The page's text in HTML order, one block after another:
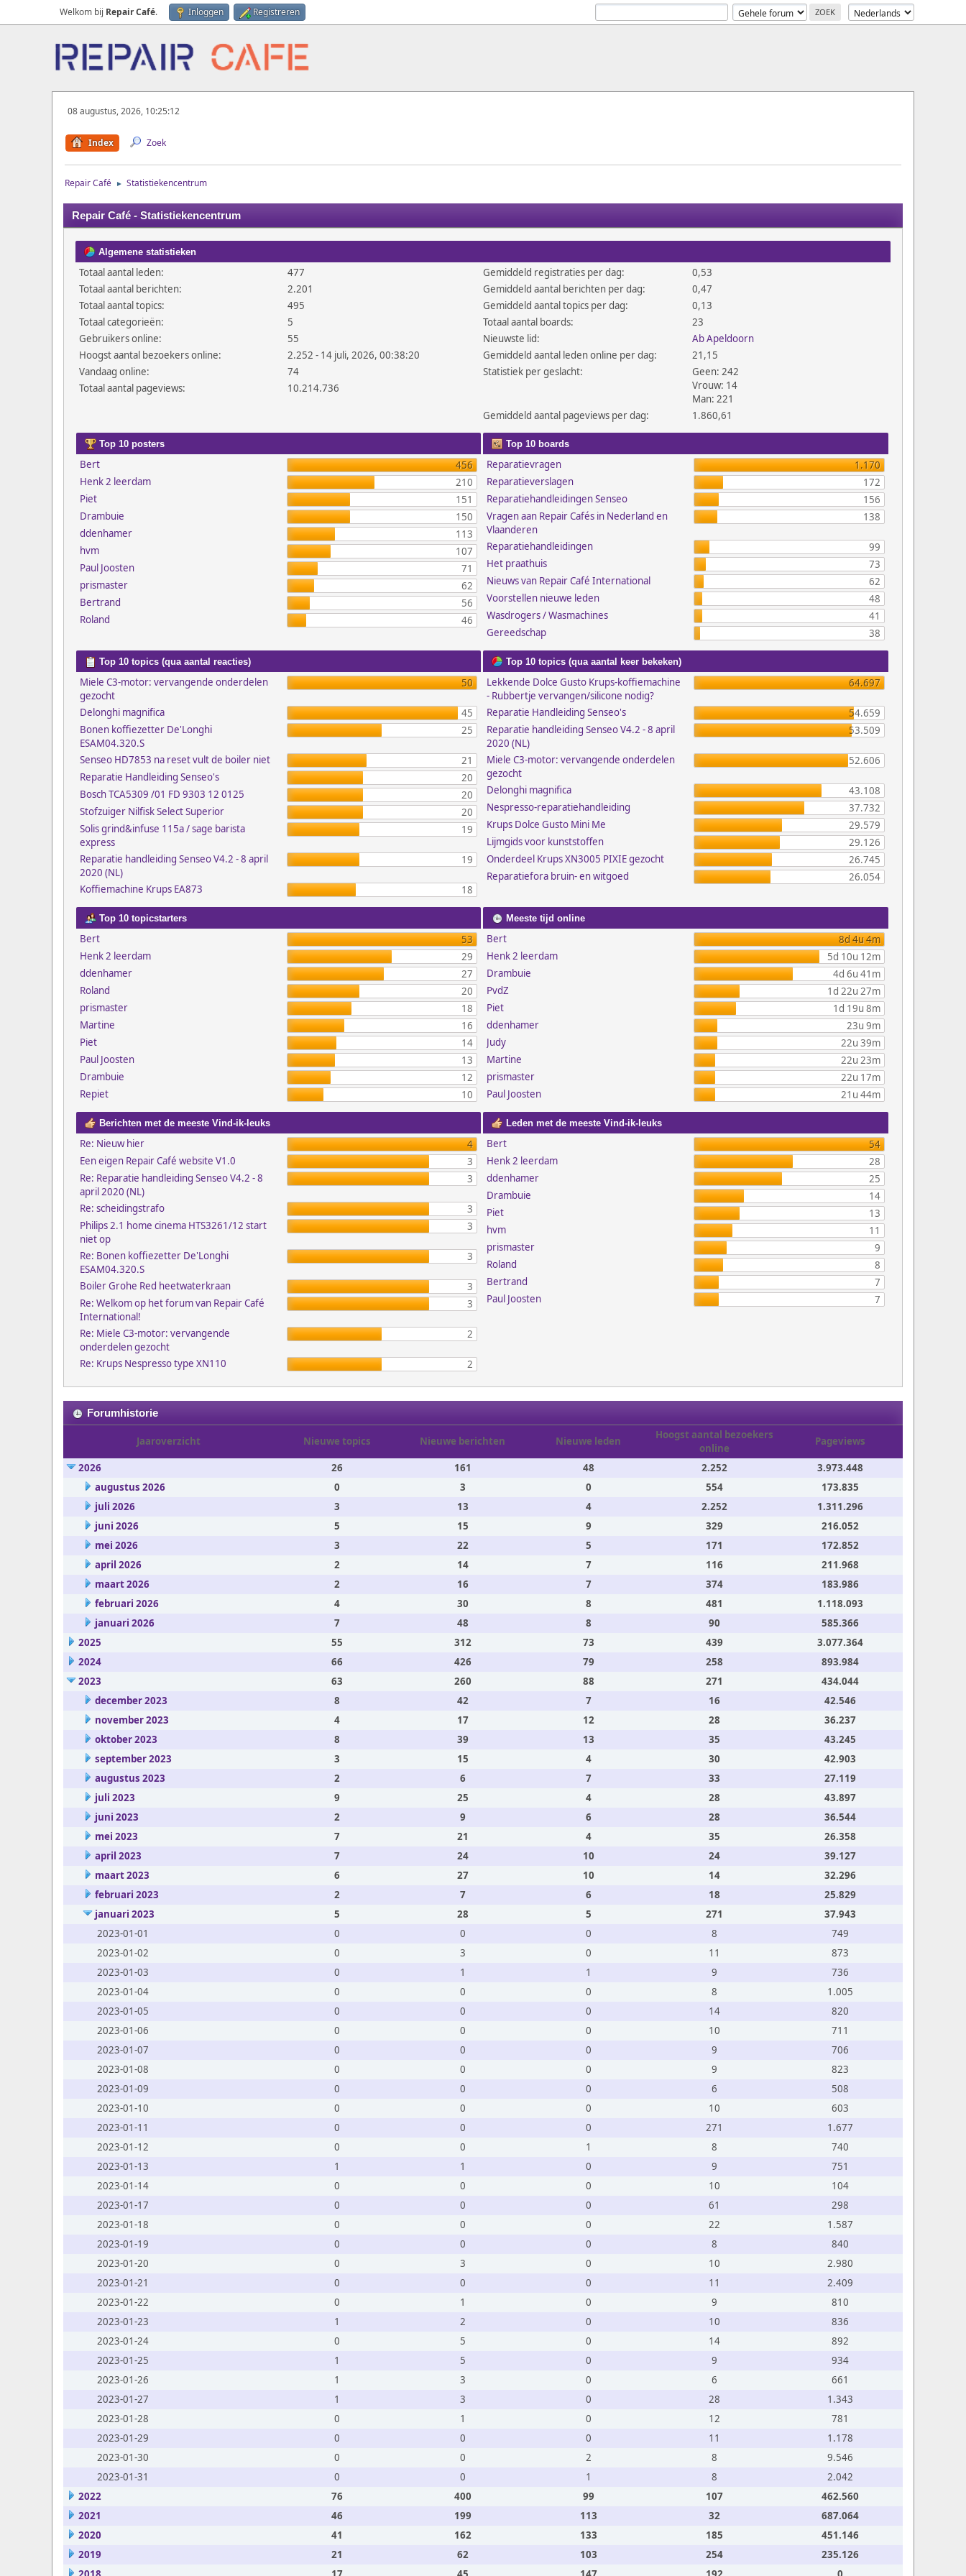
Welkom bij Repair Café. Inloggen Registreren
08 augustus, 2026, 10:25:12
Index Zoek
Repair Café ► Statistiekencentrum
Repair Café - Statistiekencentrum
Algemene statistieken
Totaal aantal leden:
477
Totaal aantal berichten:
2.201
Totaal aantal topics:
495
Totaal categorieën:
5
Gebruikers online:
55
Hoogst aantal bezoekers online:
2.252 - 14 juli, 2026, 00:38:20
Vandaag online:
74
Totaal aantal pageviews:
10.214.736
Gemiddeld registraties per dag:
0,53
Gemiddeld aantal berichten per dag:
0,47
Gemiddeld aantal topics per dag:
0,13
Totaal aantal boards:
23
Nieuwste lid:
Ab Apeldoorn
Gemiddeld aantal leden online per dag:
21,15
Statistiek per geslacht:
Geen: 242
Vrouw: 14
Man: 221
Gemiddeld aantal pageviews per dag:
1.860,61
Top 10 posters
Bert
456
Henk 2 leerdam
210
Piet
151
Drambuie
150
ddenhamer
113
hvm
107
Paul Joosten
71
prismaster
62
Bertrand
56
Roland
46
Top 10 boards
Reparatievragen
1.170
Reparatieverslagen
172
Reparatiehandleidingen Senseo
156
Vragen aan Repair Cafés in Nederland en
Vlaanderen
138
Reparatiehandleidingen
99
Het praathuis
73
Nieuws van Repair Café International
62
Voorstellen nieuwe leden
48
Wasdrogers / Wasmachines
41
Gereedschap
38
Top 10 topics (qua aantal reacties)
Miele C3-motor: vervangende onderdelen
gezocht
50
Delonghi magnifica
45
Bonen koffiezetter De'Longhi
ESAM04.320.S
25
Senseo HD7853 na reset vult de boiler niet
21
Reparatie Handleiding Senseo's
20
Bosch TCA5309 /01 FD 9303 12 0125
20
Stofzuiger Nilfisk Select Superior
20
Solis grind&infuse 115a / sage barista
express
19
Reparatie handleiding Senseo V4.2 - 8 april
2020 (NL)
19
Koffiemachine Krups EA873 18
Top 10 topics (qua aantal keer bekeken)
Lekkende Dolce Gusto Krups-koffiemachine
- Rubbertje vervangen/silicone nodig?
64.697
Reparatie Handleiding Senseo's
54.659
Reparatie handleiding Senseo V4.2 - 8 april
2020 (NL)
53.509
Miele C3-motor: vervangende onderdelen
gezocht
52.606
Delonghi magnifica
43.108
Nespresso-reparatiehandleiding
37.732
Krups Dolce Gusto Mini Me
29.579
Lijmgids voor kunststoffen
29.126
Onderdeel Krups XN3005 PIXIE gezocht
26.745
Reparatiefora bruin- en witgoed
26.054
Top 10 topicstarters
Bert
53
Henk 2 leerdam
29
ddenhamer
27
Roland
20
prismaster
18
Martine
16
Piet
14
Paul Joosten
13
Drambuie
12
Repiet
10
Meeste tijd online
Bert
8d 4u 4m
Henk 2 leerdam
5d 10u 12m
Drambuie
4d 6u 41m
PvdZ
1d 22u 27m
Piet
1d 19u 8m
ddenhamer
23u 9m
Judy
22u 39m
Martine
22u 23m
prismaster
22u 17m
Paul Joosten
21u 44m
Berichten met de meeste Vind-ik-leuks
Re: Nieuw hier
4
Een eigen Repair Café website V1.0
3
Re: Reparatie handleiding Senseo V4.2 - 8
april 2020 (NL)
3
Re: scheidingstrafo
3
Philips 2.1 home cinema HTS3261/12 start
niet op
3
Re: Bonen koffiezetter De'Longhi
ESAM04.320.S
3
Boiler Grohe Red heetwaterkraan
3
Re: Welkom op het forum van Repair Café
International!
3
Re: Miele C3-motor: vervangende
onderdelen gezocht
2
Re: Krups Nespresso type XN110 2
Leden met de meeste Vind-ik-leuks
Bert
54
Henk 2 leerdam
28
ddenhamer
25
Drambuie
14
Piet
13
hvm
11
prismaster
9
Roland
8
Bertrand
7
Paul Joosten
7
Forumhistorie
Jaaroverzicht Nieuwe topics Nieuwe berichten Nieuwe leden
Hoogst aantal bezoekers
online
Pageviews
2026 26 161 48 2.252
3.973.448
augustus 2026
0 3 0 554
173.835
juli 2026
3 13 4 2.252
1.311.296
juni 2026
5 15 9 329
216.052
mei 2026
3 22 5 171
172.852
april 2026
2 14 7 116
211.968
maart 2026
2 16 7 374
183.986
februari 2026
4 30 8 481
1.118.093
januari 2026
7 48 8 90
585.366
2025
55 312 73 439
3.077.364
2024
66 426 79 258
893.984
2023
63 260 88 271
434.044
december 2023
8 42 7 16
42.546
november 2023
4 17 12 28
36.237
oktober 2023
8 39 13 35
43.245
september 2023
3 15 4 30
42.903
augustus 2023
2 6 7 33
27.119
juli 2023
9 25 4 28
43.897
juni 2023
2 9 6 28
36.544
mei 2023
7 21 4 35
26.358
april 2023
7 24 10 24
39.127
maart 2023
6 27 10 14
32.296
februari 2023
2 7 6 18
25.829
januari 2023
5 28 5 271
37.943
2023-01-01
0 0 0 8
749
2023-01-02
0 3 0 11
873
2023-01-03
0 1 1 9
736
2023-01-04
0 0 0 8
1.005
2023-01-05
0 0 0 14
820
2023-01-06
0 0 0 10
711
2023-01-07
0 0 0 9
706
2023-01-08
0 0 0 9
823
2023-01-09
0 0 0 6
508
2023-01-10
0 0 0 10
603
2023-01-11
0 0 0 271
1.677
2023-01-12
0 0 1 8
740
2023-01-13
1 1 0 9
751
2023-01-14
0 0 0 10
104
2023-01-17
0 0 0 61
298
2023-01-18
0 0 0 22
1.587
2023-01-19
0 0 0 8
840
2023-01-20
0 3 0 10
2.980
2023-01-21
0 0 0 11
2.409
2023-01-22
0 1 0 9
810
2023-01-23
1 2 0 10
836
2023-01-24
0 5 0 14
892
2023-01-25
1 5 0 9
934
2023-01-26
1 3 0 6
661
2023-01-27
1 3 0 28
1.343
2023-01-28
0 1 0 12
781
2023-01-29
0 0 0 11
1.178
2023-01-30
0 0 2 8
9.546
2023-01-31
0 0 1 8
2.042
2022
76 400 99 107
462.560
2021
46 199 113 32
687.064
2020
41 162 133 185
451.146
2019
21 62 103 254
235.126